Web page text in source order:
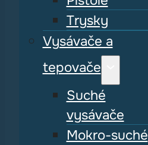
Trysky
Vysávače a
tepovače
Suché
vysávače
Mokro-suché